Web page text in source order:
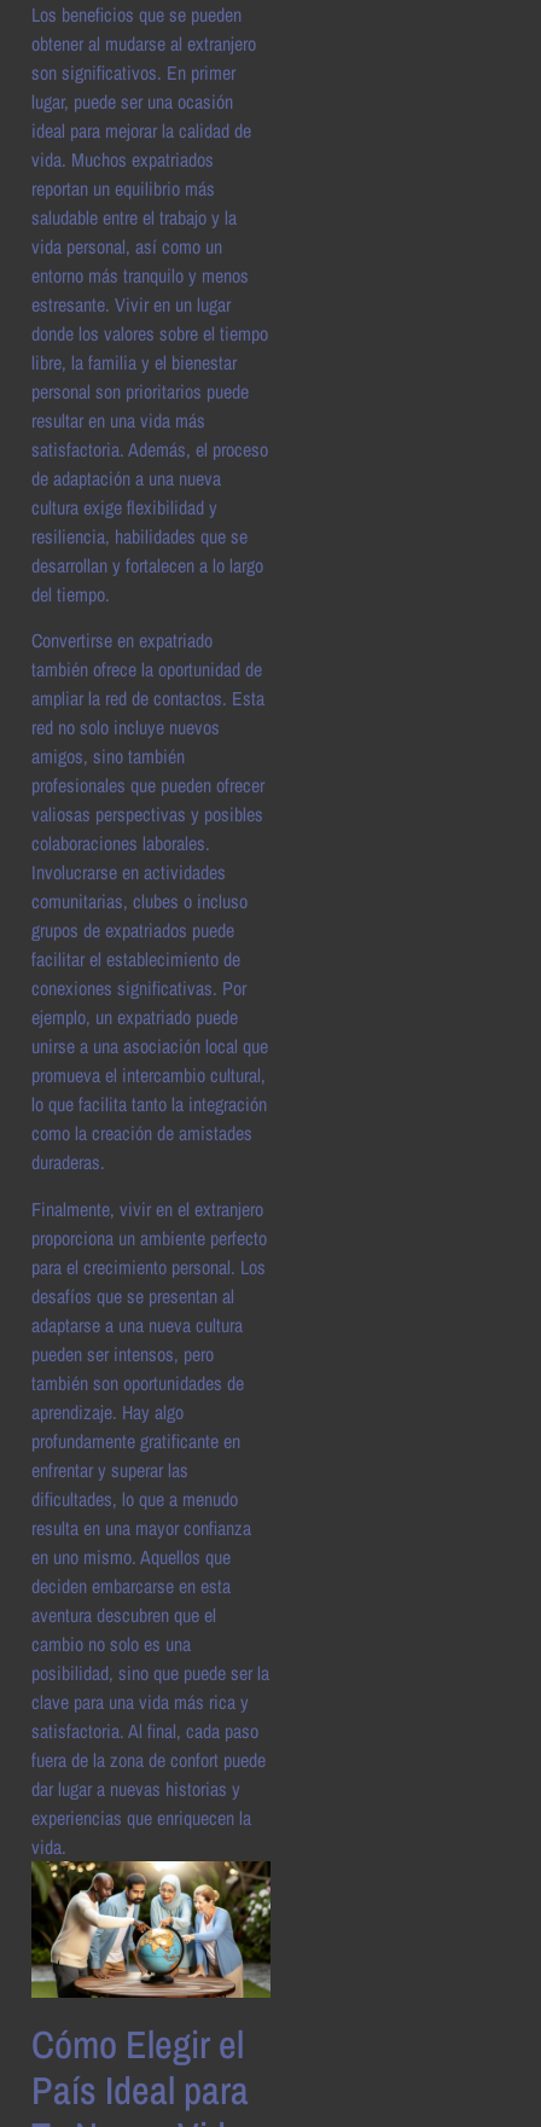
Los beneficios que se pueden
obtener al mudarse al extranjero
son significativos. En primer
lugar, puede ser una ocasión
ideal para mejorar la calidad de
vida. Muchos expatriados
reportan un equilibrio más
saludable entre el trabajo y la
vida personal, así como un
entorno más tranquilo y menos
estresante. Vivir en un lugar
donde los valores sobre el tiempo
libre, la familia y el bienestar
personal son prioritarios puede
resultar en una vida más
satisfactoria. Además, el proceso
de adaptación a una nueva
cultura exige flexibilidad y
resiliencia, habilidades que se
desarrollan y fortalecen a lo largo
del tiempo.
Convertirse en expatriado
también ofrece la oportunidad de
ampliar la red de contactos. Esta
red no solo incluye nuevos
amigos, sino también
profesionales que pueden ofrecer
valiosas perspectivas y posibles
colaboraciones laborales.
Involucrarse en actividades
comunitarias, clubes o incluso
grupos de expatriados puede
facilitar el establecimiento de
conexiones significativas. Por
ejemplo, un expatriado puede
unirse a una asociación local que
promueva el intercambio cultural,
lo que facilita tanto la integración
como la creación de amistades
duraderas.
Finalmente, vivir en el extranjero
proporciona un ambiente perfecto
para el crecimiento personal. Los
desafíos que se presentan al
adaptarse a una nueva cultura
pueden ser intensos, pero
también son oportunidades de
aprendizaje. Hay algo
profundamente gratificante en
enfrentar y superar las
dificultades, lo que a menudo
resulta en una mayor confianza
en uno mismo. Aquellos que
deciden embarcarse en esta
aventura descubren que el
cambio no solo es una
posibilidad, sino que puede ser la
clave para una vida más rica y
satisfactoria. Al final, cada paso
fuera de la zona de confort puede
dar lugar a nuevas historias y
experiencias que enriquecen la
vida.
Cómo Elegir el
País Ideal para